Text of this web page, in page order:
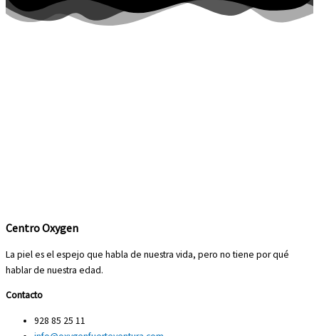
Centro Oxygen
La piel es el espejo que habla de nuestra vida, pero no tiene por qué
hablar de nuestra edad.
Contacto
928 85 25 11